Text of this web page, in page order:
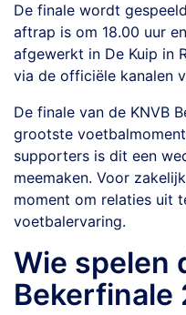
De finale wordt
aftrap is om 18.00 uur
afgewerkt in De Kuip in
via de officiële kanalen
De finale van de KNVB
grootste
supporters is dit een
meemaken. Voor
moment om relaties uit
voetbalervaring.
Wie spelen
Bekerfinale